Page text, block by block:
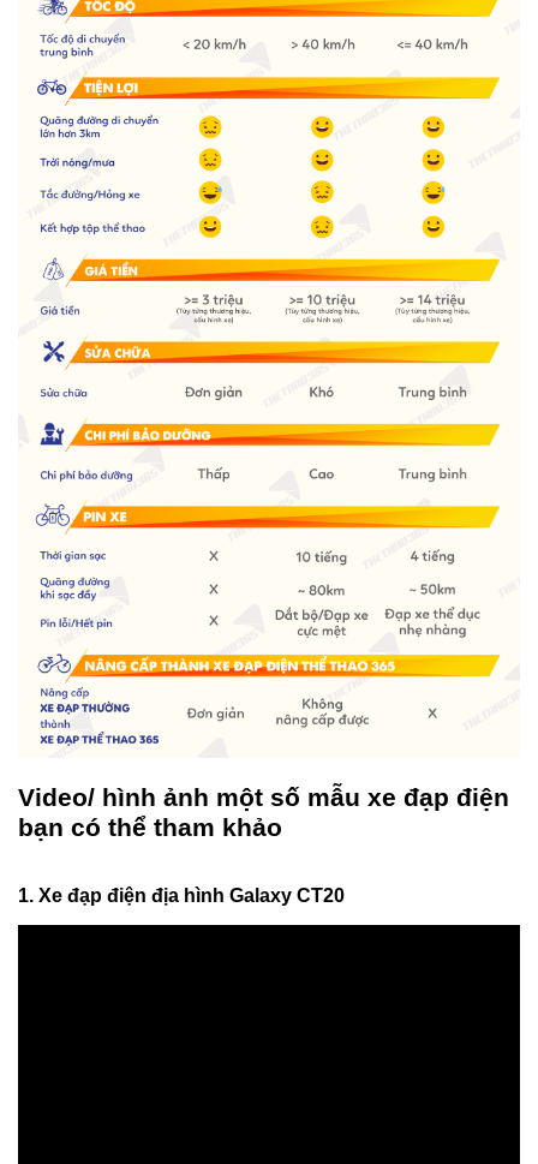
Video/ hình ảnh một số mẫu xe đạp điện
bạn có thể tham khảo
1. Xe đạp điện địa hình Galaxy CT20